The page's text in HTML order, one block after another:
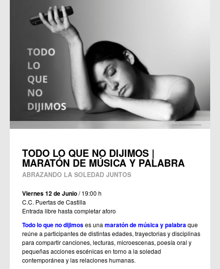
TODO LO QUE NO DIJIMOS |
MARATÓN DE MÚSICA Y PALABRA
ABRAZANDO LA SOLEDAD JUNTOS
Viernes 12 de Junio/ 19:00 h
C.C. Puertas de Castilla
Entrada libre hasta completar aforo
Todo lo que no dijimoses una maratón de música y palabraque
reúne a participantes de distintas edades, trayectorias y disciplinas
para compartir canciones, lecturas, microescenas, poesía oral y
pequeñas acciones escénicas en torno a la soledad
contemporánea y las relaciones humanas.